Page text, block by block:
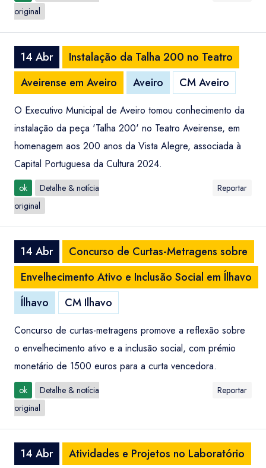
original
14 Abr
Instalação da Talha 200 no Teatro
Aveirense em Aveiro
Aveiro CM Aveiro
O Executivo Municipal de Aveiro tomou conhecimento da
instalação da peça 'Talha 200' no Teatro Aveirense, em
homenagem aos 200 anos da Vista Alegre, associada à
Capital Portuguesa da Cultura 2024.
ok
Detalhe & notícia
original
Reportar
14 Abr
Concurso de Curtas-Metragens sobre
Envelhecimento Ativo e Inclusão Social em Ílhavo
Ílhavo
CM Ilhavo
Concurso de curtas-metragens promove a reflexão sobre
o envelhecimento ativo e a inclusão social, com prémio
monetário de 1500 euros para a curta vencedora.
ok
Detalhe & notícia
original
Reportar
14 Abr
Atividades e Projetos no Laboratório